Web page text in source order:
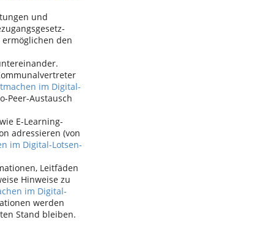
und
ermöglichen den
im Digital-
Peer-Austausch
E-Learning-
adressieren (von
im Digital-Lotsen-
Leitfäden
Hinweise zu
im Digital-
werden
Stand bleiben.